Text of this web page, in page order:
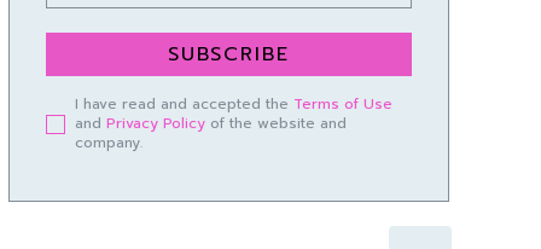
SUBSCRIBE
I have read and accepted the Terms of Use
and Privacy Policyof the website and
company.